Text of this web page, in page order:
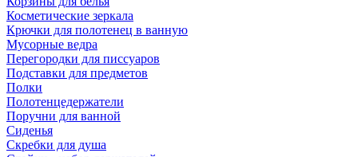
Косметические зеркала
Крючки для полотенец в ванную
Мусорные ведра
Перегородки для писсуаров
Подставки для предметов
Полки
Полотенцедержатели
Поручни для ванной
Сиденья
Скребки для душа